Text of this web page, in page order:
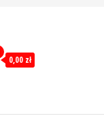
0,00 zł